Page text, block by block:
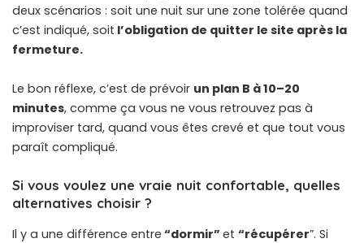
deux scénarios : soit une nuit sur une zone tolérée quand
c’est indiqué, soit l’obligation de quitter le site après la
fermeture.
Le bon réflexe, c’est de prévoir un plan B à 10–20
minutes, comme ça vous ne vous retrouvez pas à
improviser tard, quand vous êtes crevé et que tout vous
paraît compliqué.
Si vous voulez une vraie nuit confortable, quelles
alternatives choisir ?
Il y a une différence entre “dormir” et “récupérer”. Si